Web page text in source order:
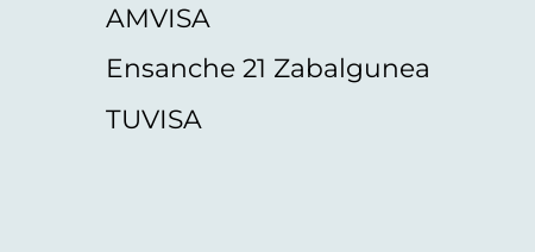
AMVISA
Ensanche 21 Zabalgunea
TUVISA